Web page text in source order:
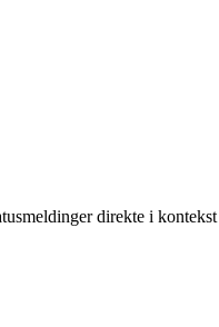
direkte i